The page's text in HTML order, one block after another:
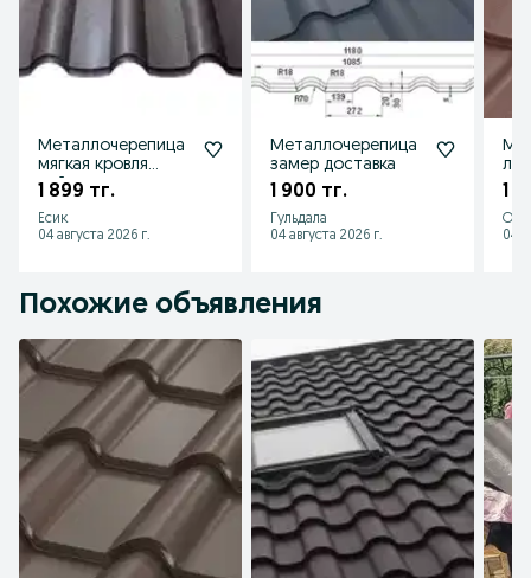
Металлочерепица
мягкая кровля
сайдинг водосток
1 899 тг.
Есик
04 августа 2026 г.
Металлочерепица
замер доставка
1 900 тг.
Гульдала
04 августа 2026 г.
1
04
Похожие объявления